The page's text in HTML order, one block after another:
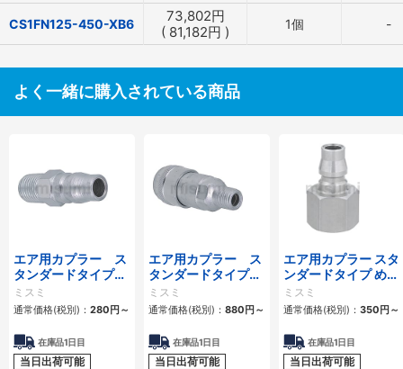
CS1FN125-450-XB6 73,802円
( 81,182円 ) 1個 -
よく一緒に購入されている商品
エア用カプラー ス
タンダードタイプ
おねじプラグ
ミスミ
通常価格(税別)： 280円～
在庫品1日目
当日出荷可能
エア用カプラー ス
タンダードタイプ
おねじソケット
ミスミ
通常価格(税別)： 880円～
在庫品1日目
当日出荷可能
エア用カプラー スタ
ンダードタイプ めね
じプラグ
ミスミ
通常価格(税別)： 350円～
在庫品1日目
当日出荷可能